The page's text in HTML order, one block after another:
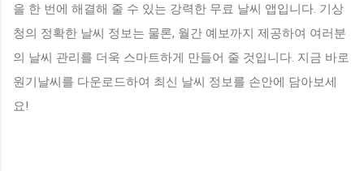
을 한 번에 해결해 줄 수 있는 강력한 무료 날씨 앱입니다. 기상
청의 정확한 날씨 정보는 물론, 월간 예보까지 제공하여 여러분
의 날씨 관리를 더욱 스마트하게 만들어 줄 것입니다. 지금 바로
원기날씨를 다운로드하여 최신 날씨 정보를 손안에 담아보세
요!